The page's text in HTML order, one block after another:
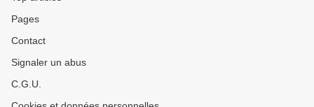
Pages
Contact
Signaler un abus
C.G.U.